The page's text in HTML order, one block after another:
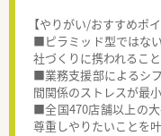
【やりがい/おすすめポイ
■ピラミッド型ではな
社づくりに携われるこ
■業務支援部によるシ
間関係のストレスが最
■全国470店舗以上の大
尊重しやりたいことを